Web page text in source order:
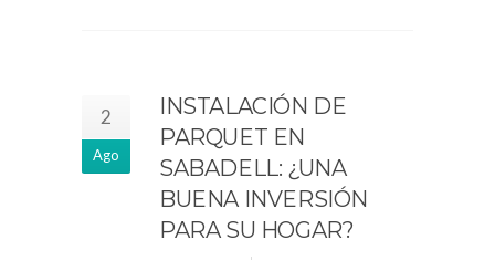
2
Ago
INSTALACIÓN DE
PARQUET EN
SABADELL: ¿UNA
BUENA INVERSIÓN
PARA SU HOGAR?